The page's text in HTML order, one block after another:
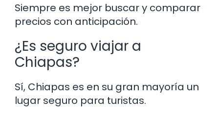
Siempre es mejor buscar y comparar
precios con anticipación.
¿Es seguro viajar a
Chiapas?
Sí, Chiapas es en su gran mayoría un
lugar seguro para turistas.